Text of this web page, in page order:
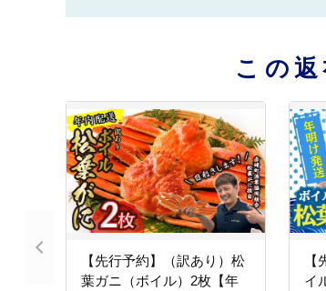
この
【先行予約】（訳あり）松
葉ガニ（ボイル）2枚【年
イ